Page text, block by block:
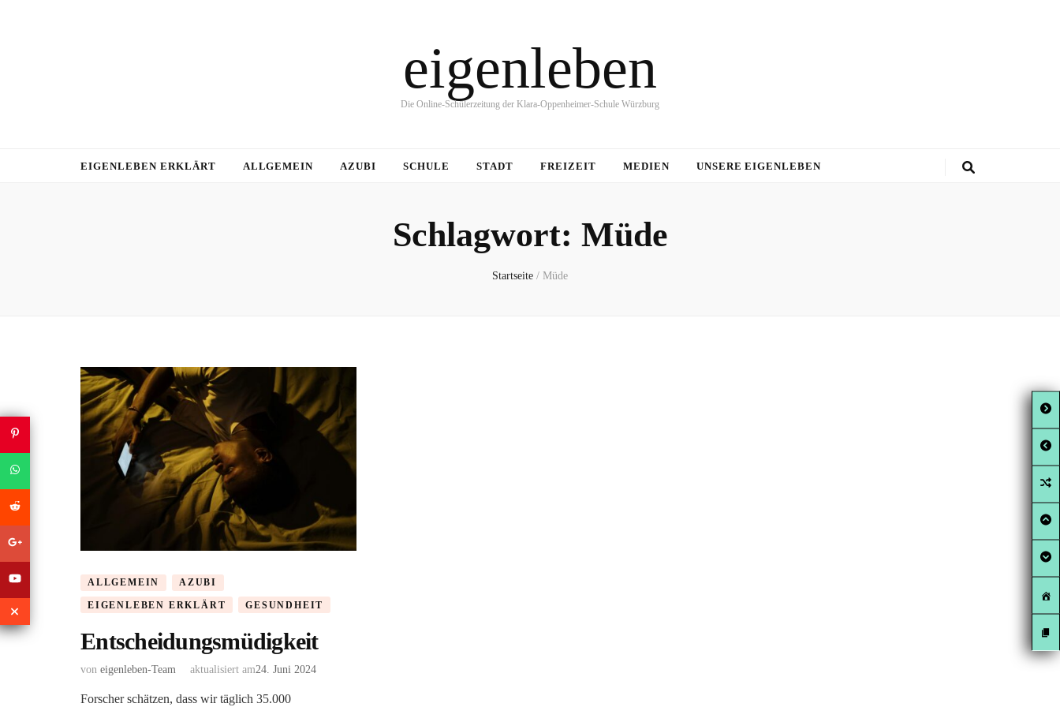
eigenleben
Die Online-Schülerzeitung der Klara-Oppenheimer-Schule Würzburg
EIGENLEBEN ERKLÄRT ALLGEMEIN AZUBI SCHULE STADT FREIZEIT MEDIEN UNSERE EIGENLEBEN
Schlagwort: Müde
Startseite / Müde
ALLGEMEIN AZUBI
EIGENLEBEN ERKLÄRT GESUNDHEIT
Entscheidungsmüdigkeit
von eigenleben-Team aktualisiert am24. Juni 2024
Forscher schätzen, dass wir täglich 35.000